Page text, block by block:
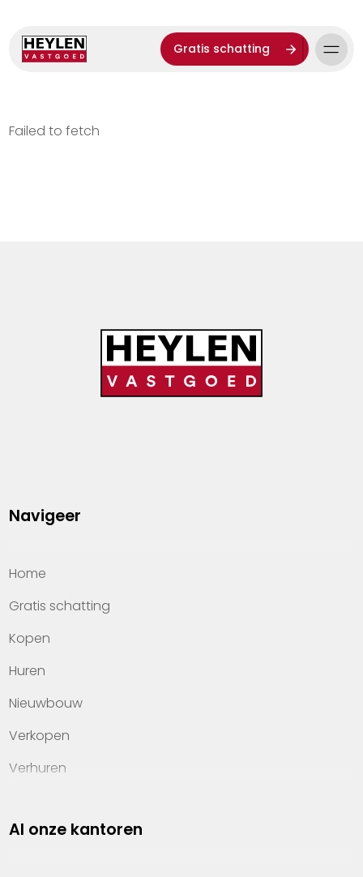
Gratis schatting
Failed to fetch
Navigeer
Home
Gratis schatting
Kopen
Huren
Nieuwbouw
Verkopen
Verhuren
Property management
Al onze kantoren